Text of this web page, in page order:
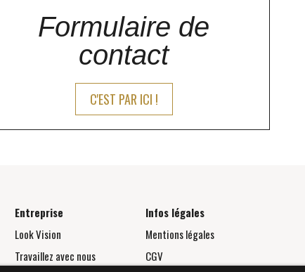
Formulaire de
contact
C'EST PAR ICI !
Entreprise
Look Vision
Travaillez avec nous
Infos légales
Mentions légales
CGV